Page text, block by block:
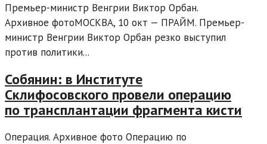
Премьер-министр Венгрии Виктор Орбан.
Архивное фотоМОСКВА, 10 окт — ПРАЙМ. Премьер-
министр Венгрии Виктор Орбан резко выступил
против политики...
Собянин: в Институте
Склифосовского провели операцию
по трансплантации фрагмента кисти
Операция. Архивное фото Операцию по